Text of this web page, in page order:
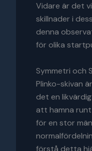
Vidare är det
skillnader i
denna
för olika
Symmetri och
Plinko-skivan
det en
att hamna
för en stor
förstå detta